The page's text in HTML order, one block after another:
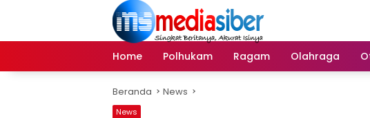
Home Polhukam Ragam Olahraga
Beranda News
News